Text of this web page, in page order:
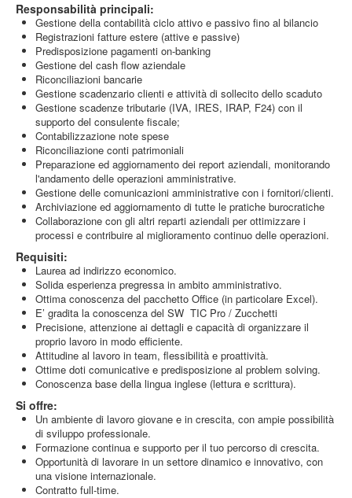
Responsabilità principali:
Gestione della contabilità ciclo attivo e passivo fino al bilancio
Registrazioni fatture estere (attive e passive)
Predisposizione pagamenti on-banking
Gestione del cash flow aziendale
Riconciliazioni bancarie
Gestione scadenzario clienti e attività di sollecito dello scaduto
Gestione scadenze tributarie (IVA, IRES, IRAP, F24) con il
supporto del consulente fiscale;
Contabilizzazione note spese
Riconciliazione conti patrimoniali
Preparazione ed aggiornamento dei report aziendali, monitorando
l'andamento delle operazioni amministrative.
Gestione delle comunicazioni amministrative con i fornitori/clienti.
Archiviazione ed aggiornamento di tutte le pratiche burocratiche
Collaborazione con gli altri reparti aziendali per ottimizzare i
processi e contribuire al miglioramento continuo delle operazioni.
Requisiti:
Laurea ad indirizzo economico.
Solida esperienza pregressa in ambito amministrativo.
Ottima conoscenza del pacchetto Office (in particolare Excel).
E’ gradita la conoscenza del SW TIC Pro / Zucchetti
Precisione, attenzione ai dettagli e capacità di organizzare il
proprio lavoro in modo efficiente.
Attitudine al lavoro in team, flessibilità e proattività.
Ottime doti comunicative e predisposizione al problem solving.
Conoscenza base della lingua inglese (lettura e scrittura).
Si offre:
Un ambiente di lavoro giovane e in crescita, con ampie possibilità
di sviluppo professionale.
Formazione continua e supporto per il tuo percorso di crescita.
Opportunità di lavorare in un settore dinamico e innovativo, con
una visione internazionale.
Contratto full-time.